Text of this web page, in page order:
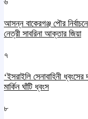
আসন্ন বাকেরগঞ্জ পৌর
নেত্রী সাবরিনা আক্তার জিয়া
৭
‘ইসরাইলি সেনাবাহিনী
মার্কিন ঘাঁটি ধ্বংস
৮